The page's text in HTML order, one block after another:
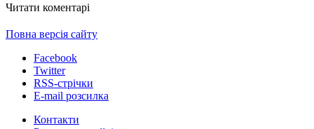
Читати коментарі
Повна версія сайту
Facebook
Twitter
RSS-стрічки
E-mail розсилка
Контакти